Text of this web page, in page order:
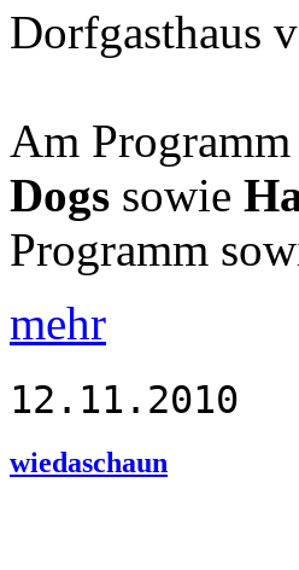
Dorfgasthaus
Am
Dogs sowie
Programm
mehr
12.11.2010
wiedaschaun